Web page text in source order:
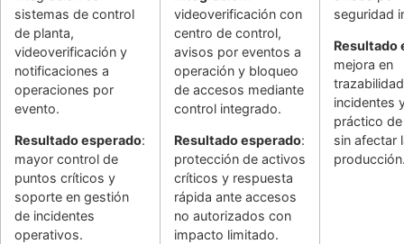
sistemas de control
de planta,
videoverificación y
notificaciones a
operaciones por
evento.
Resultado esperado:
mayor control de
puntos críticos y
soporte en gestión
de incidentes
operativos.
videoverificación con
centro de control,
avisos por eventos a
operación y bloqueo
de accesos mediante
control integrado.
Resultado esperado:
protección de activos
críticos y respuesta
rápida ante accesos
no autorizados con
impacto limitado.
seguridad
Resultado
mejora en
incidentes
práctico
sin afectar